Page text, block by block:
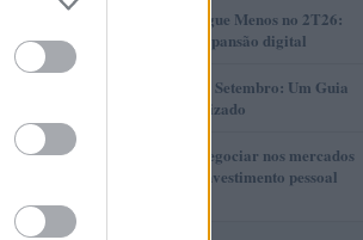
3
Resultados da Pague Menos no 2T26:
lucro, receita e expansão digital
Taxas de CDB em Setembro: Um Guia
Completo e Atualizado
5
Descubra como negociar nos mercados
financeiros sem investimento pessoal